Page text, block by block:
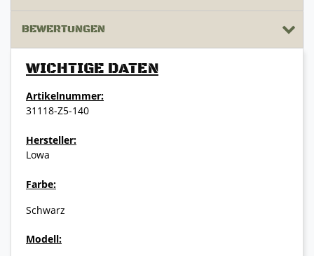
BEWERTUNGEN
WICHTIGE DATEN
Artikelnummer:
31118-Z5-140
Hersteller:
Lowa
Farbe:
Schwarz
Modell: